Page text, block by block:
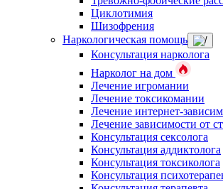
Циклотимия
Шизофрения
Наркологическая помощь
Консультация нарколога
Нарколог на дом
Лечение игромании
Лечение токсикомании
Лечение интернет-
Лечение зависимости от
Консультация сексолога
Консультация аддиктолога
Консультация токсиколога
Консультация